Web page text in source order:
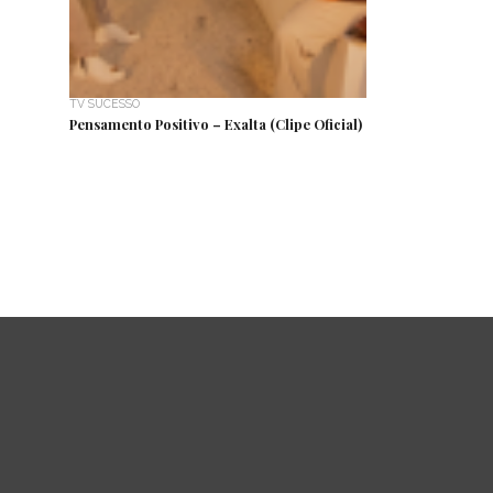
TV SUCESSO
Pensamento Positivo – Exalta (Clipe Oficial)